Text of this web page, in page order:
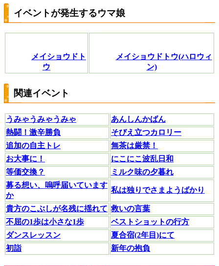
イベントが発生するウマ娘
メイショウドト
ウ
メイショウドトウ(ハロウィ
ン)
関連イベント
うみゃうみゃうみゃ
あんしんかばん
熱闘！激辛勝負
そびえ立つカロリー
追加の自主トレ
無茶は厳禁！
お大事に！
にこにこ波乱日和
等価交換？
ミルク味の夕暮れ
募る想い、嗚呼届いています
か
私は独りでさまようばかり
貴方のこぶしが名残に揺れて 救いの言葉
不屈の1歩は小さな1歩
ベストショットの行方
ダンスレッスン
夏合宿(2年目)にて
初詣
新年の抱負